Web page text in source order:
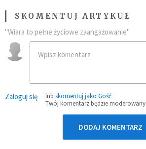
SKOMENTUJ ARTYKUŁ
"Wiara to pełne życiowe zaangażowanie"
Zaloguj się lub skomentuj jako Gość
Twój komentarz będzie moderowany
DODAJ KOMENTARZ